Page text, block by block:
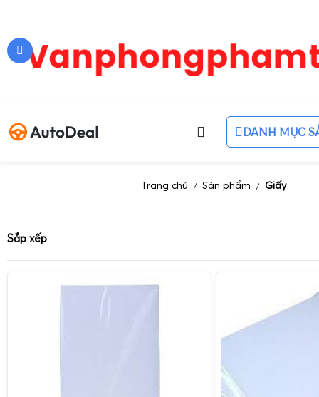
DANH MỤC
Trang chủ / Sản phẩm / Giấy
Sắp xếp